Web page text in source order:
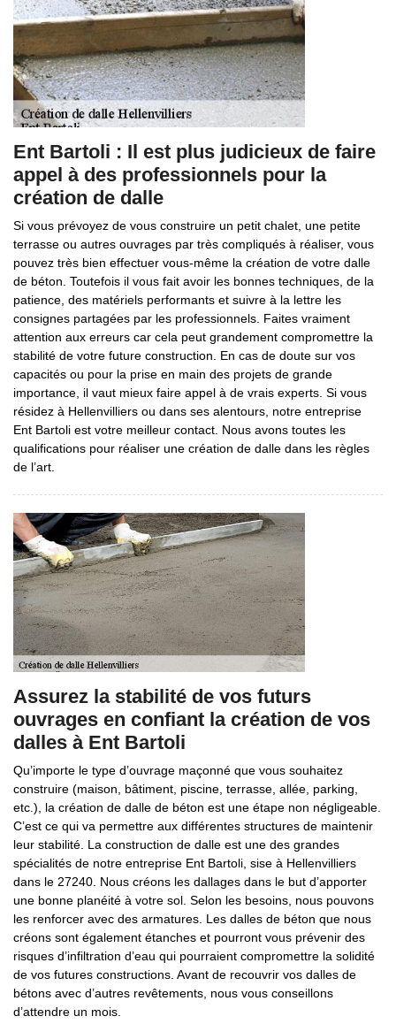
Ent Bartoli : Il est plus judicieux de faire
appel à des professionnels pour la
création de dalle
Si vous prévoyez de vous construire un petit chalet, une petite
terrasse ou autres ouvrages par très compliqués à réaliser, vous
pouvez très bien effectuer vous-même la création de votre dalle
de béton. Toutefois il vous fait avoir les bonnes techniques, de la
patience, des matériels performants et suivre à la lettre les
consignes partagées par les professionnels. Faites vraiment
attention aux erreurs car cela peut grandement compromettre la
stabilité de votre future construction. En cas de doute sur vos
capacités ou pour la prise en main des projets de grande
importance, il vaut mieux faire appel à de vrais experts. Si vous
résidez à Hellenvilliers ou dans ses alentours, notre entreprise
Ent Bartoli est votre meilleur contact. Nous avons toutes les
qualifications pour réaliser une création de dalle dans les règles
de l’art.
Assurez la stabilité de vos futurs
ouvrages en confiant la création de vos
dalles à Ent Bartoli
Qu’importe le type d’ouvrage maçonné que vous souhaitez
construire (maison, bâtiment, piscine, terrasse, allée, parking,
etc.), la création de dalle de béton est une étape non négligeable.
C’est ce qui va permettre aux différentes structures de maintenir
leur stabilité. La construction de dalle est une des grandes
spécialités de notre entreprise Ent Bartoli, sise à Hellenvilliers
dans le 27240. Nous créons les dallages dans le but d’apporter
une bonne planéité à votre sol. Selon les besoins, nous pouvons
les renforcer avec des armatures. Les dalles de béton que nous
créons sont également étanches et pourront vous prévenir des
risques d’infiltration d’eau qui pourraient compromettre la solidité
de vos futures constructions. Avant de recouvrir vos dalles de
bétons avec d’autres revêtements, nous vous conseillons
d’attendre un mois.